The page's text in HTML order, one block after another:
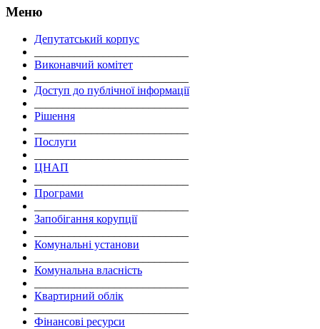
Меню
Депутатський корпус
Виконавчий комітет
Доступ до публічної інформації
Рішення
Послуги
ЦНАП
Програми
Запобігання корупції
Комунальні установи
Комунальна власність
Квартирний облік
Фінансові ресурси